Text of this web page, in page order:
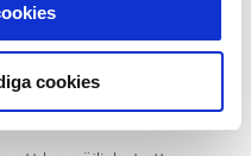
cookies
Vi
dessa parters